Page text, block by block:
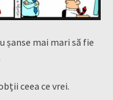
șanse mai mari să fie
ceea ce vrei.